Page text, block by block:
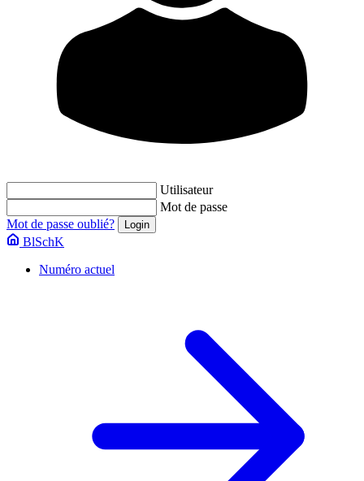
Utilisateur
Mot de passe
Mot de passe oublié?
BlSchK
Numéro actuel